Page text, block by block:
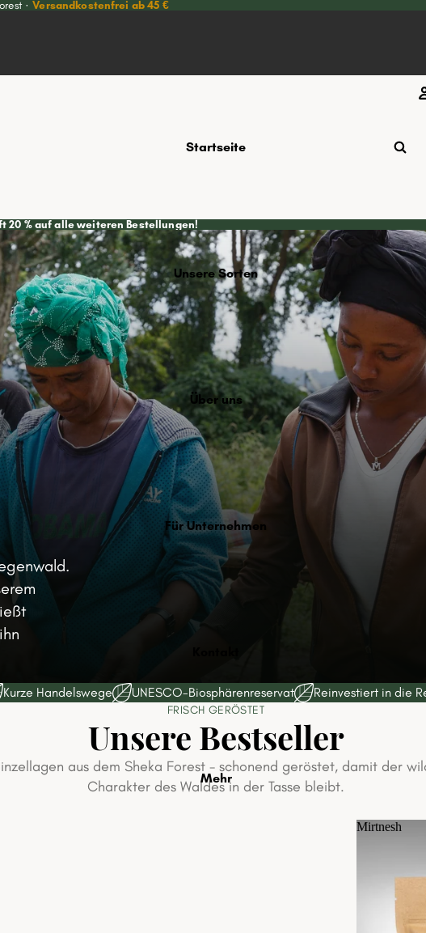
·Versandkostenfrei ab 45 €
Startseite
Unsere Sorten
Über uns
Für Unternehmen
Mehr
20 % auf alle weiteren Bestellungen!
Kurze Handelswege UNESCO-Biosphärenreservat Reinvestiert in die
FRISCH GERÖSTET
Unsere Bestseller
aus dem Sheka Forest - schonend geröstet, damit der
Charakter des Waldes in der Tasse bleibt.
Mirtnesh